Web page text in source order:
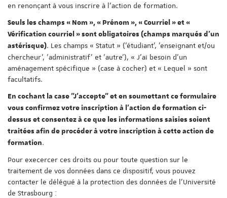
en renonçant à vous inscrire à l'action de formation.
Seuls les champs « Nom », « Prénom », « Courriel » et «
Vérification courriel » sont obligatoires (champs marqués d'un
astérisque). Les champs « Statut » ('étudiant', 'enseignant et/ou
chercheur', 'administratif' et 'autre'), « J'ai besoin d'un
aménagement spécifique » (case à cocher) et « Lequel » sont
facultatifs.
En cochant la case "J'accepte" et en soumettant ce formulaire
vous confirmez votre inscription à l'action de formation ci-
dessus et consentez à ce que les informations saisies soient
traitées afin de procéder à votre inscription à cette action de
formation.
Pour execercer ces droits ou pour toute question sur le
traitement de vos données dans ce dispositif, vous pouvez
contacter le délégué à la protection des données de l'Université
de Strasbourg :